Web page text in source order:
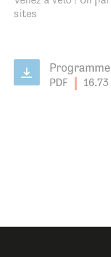
sites
PDF